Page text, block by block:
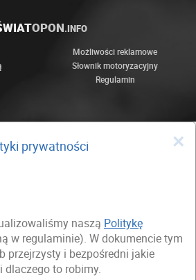
OPON.INFO
Możliwości reklamowe
Słownik motoryzacyjny
Regulamin
×
prywatności
naszą Politykę
w regulaminie). W dokumencie tym
przejrzysty i bezpośredni jakie
dlaczego to robimy.